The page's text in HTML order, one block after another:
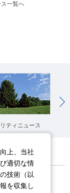
一覧へ
ティニュース
用について
ティポリシー
上、当社
適切な情
技術（以
を収集し